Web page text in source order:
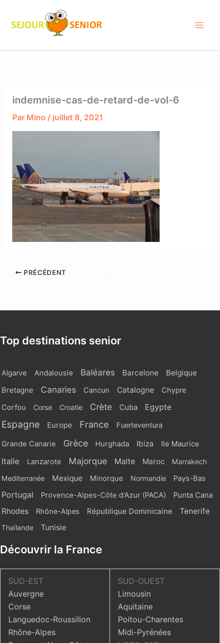
contenu
indemnise-cas-de-retard-de-vol-6
Par Mino / juillet 8, 2021
PRÉCÉDENT
Top destinations senior
Algarve Andalousie Baléares Barcelone Belgique
Bretagne Canaries Cancun Catalogne
Chypre
Corfou
Corse Croatie Crète Cuba Egypte
Espagne Europe France Fuerteventura
Grande Canarie Grèce Hurghada Ibiza Ile Maurice
Italie Lanzarote Majorque Malte Maroc
Marrakech
Mediterranée
Mexique Minorque Normandie Pays-Bas
Portugal Provence-Alpes-Côte d'Azur (PACA) Punta Cana
Rhodes Rhône-Alpes République Dominicaine Tenerife
Thaïlande Tunisie
Découvrir la France
SUD-EST
Auvergne
Corse
Languedoc-Roussillon
Rhône-Alpes
SUD-OUEST
Limousin
Aquitaine
Poitou-Charentes
Midi-Pyrénées